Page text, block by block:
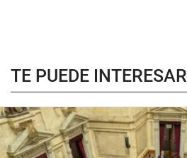
TE PUEDE INTERESAR